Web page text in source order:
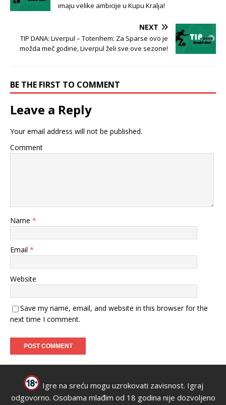
imaju velike ambicije u Kupu Kralja!
NEXT
TIP DANA: Liverpul – Totenhem: Za Sparse ovo je
možda meč godine, Liverpul želi sve ove sezone!
BE THE FIRST TO COMMENT
Leave a Reply
Your email address will not be published.
Comment
Name *
Email *
Website
Save my name, email, and website in this browser for the
next time I comment.
Igre na sreću mogu uzrokovati zavisnost. Igraj
odgovorno. Osobama mlađim od 18 godina nije dozvoljeno